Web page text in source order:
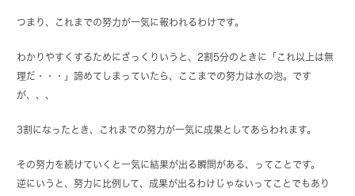
つまり、これまでの努力が一気に報われるわけです。
わかりやすくするためにざっくりいうと、2割5分のときに「これ以上は無
理だ・・・」諦めてしまっていたら、ここまでの努力は水の泡。です
が、、、
3割になったとき、これまでの努力が一気に成果としてあらわれます。
その努力を続けていくと一気に結果が出る瞬間がある、ってことです。
逆にいうと、努力に比例して、成果が出るわけじゃないってことでもあり